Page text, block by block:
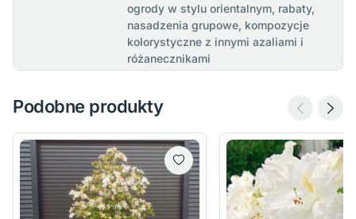
ogrody w stylu orientalnym, rabaty,
nasadzenia grupowe, kompozycje
kolorystyczne z innymi azaliami i
różanecznikami
Podobne produkty